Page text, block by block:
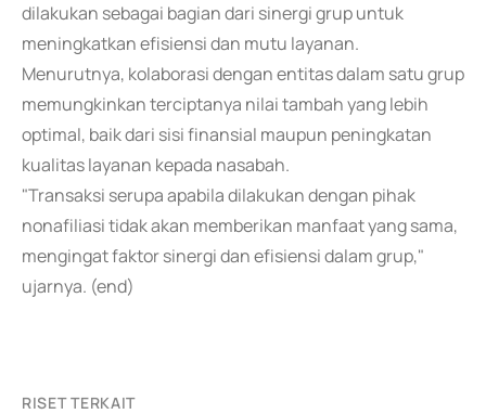
dilakukan sebagai bagian dari sinergi grup untuk
meningkatkan efisiensi dan mutu layanan.
Menurutnya, kolaborasi dengan entitas dalam satu grup
memungkinkan terciptanya nilai tambah yang lebih
optimal, baik dari sisi finansial maupun peningkatan
kualitas layanan kepada nasabah.
"Transaksi serupa apabila dilakukan dengan pihak
nonafiliasi tidak akan memberikan manfaat yang sama,
mengingat faktor sinergi dan efisiensi dalam grup,"
ujarnya. (end)
RISET TERKAIT